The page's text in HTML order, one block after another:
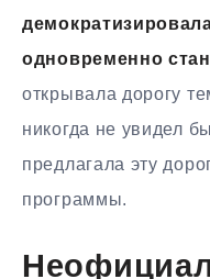
одновременно
открывала дорогу
никогда не увидел
предлагала эту
программы.